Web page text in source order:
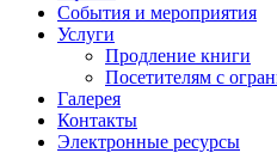
События и мероприятия
Услуги
Продление книги
Посетителям с
Галерея
Контакты
Электронные ресурсы